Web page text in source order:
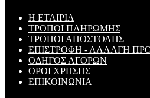
Η ΕΤΑΙΡΙΑ
ΤΡΟΠΟΙ ΠΛΗΡΩΜΗΣ
ΤΡΟΠΟΙ ΑΠΟΣΤΟΛΗΣ
ΕΠΙΣΤΡΟΦΗ - ΑΛΛΑΓΗ
ΟΔΗΓΟΣ ΑΓΟΡΩΝ
ΟΡΟΙ ΧΡΗΣΗΣ
ΕΠΙΚΟΙΝΩΝΙΑ